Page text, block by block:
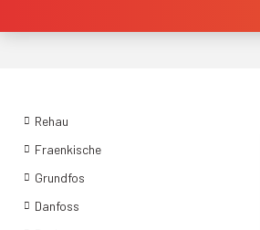
Rehau
Fraenkische
Grundfos
Danfoss